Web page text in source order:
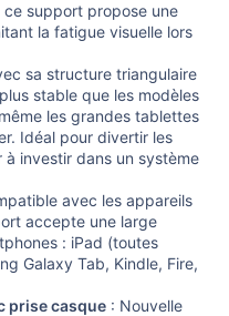
support propose une
la fatigue visuelle lors
sa structure triangulaire
stable que les modèles
les grandes tablettes
Idéal pour divertir les
investir dans un système
avec les appareils
accepte une large
: iPad (toutes
Galaxy Tab, Kindle, Fire,
prise casque : Nouvelle